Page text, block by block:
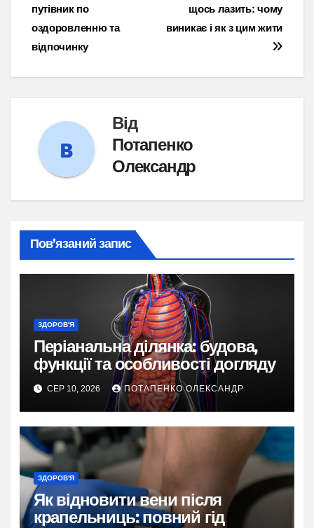
записів
щось лазить: чому
виникає і як з цим жити
путівник по
оздоровленню та
відпочинку
Від
Потапенко
Олександр
Пов’язаний запис
ЗДОРОВ'Я
Періанальна ділянка: будова,
функції та особливості догляду
СЕР 10, 2026 ПОТАПЕНКО ОЛЕКСАНДР
ЗДОРОВ'Я
Як відновити вени після
крапельниць: повний гід